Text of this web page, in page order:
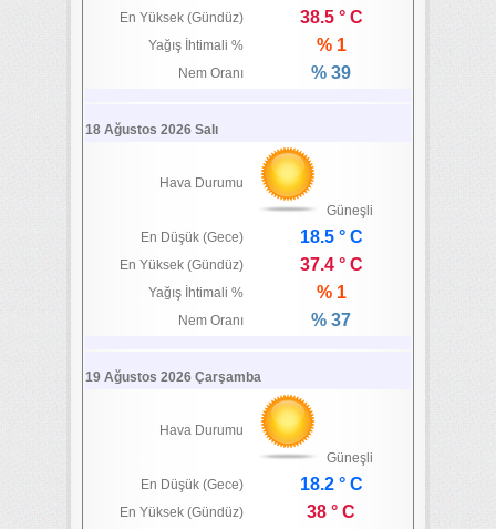
En Yüksek (Gündüz) 38.5 ° C
Yağış İhtimali % % 1
Nem Oranı % 39
18 Ağustos 2026 Salı
Hava Durumu
Güneşli
En Düşük (Gece)
18.5 ° C
En Yüksek (Gündüz) 37.4 ° C
Yağış İhtimali % % 1
Nem Oranı % 37
19 Ağustos 2026 Çarşamba
Hava Durumu
Güneşli
En Düşük (Gece)
18.2 ° C
En Yüksek (Gündüz) 38 ° C